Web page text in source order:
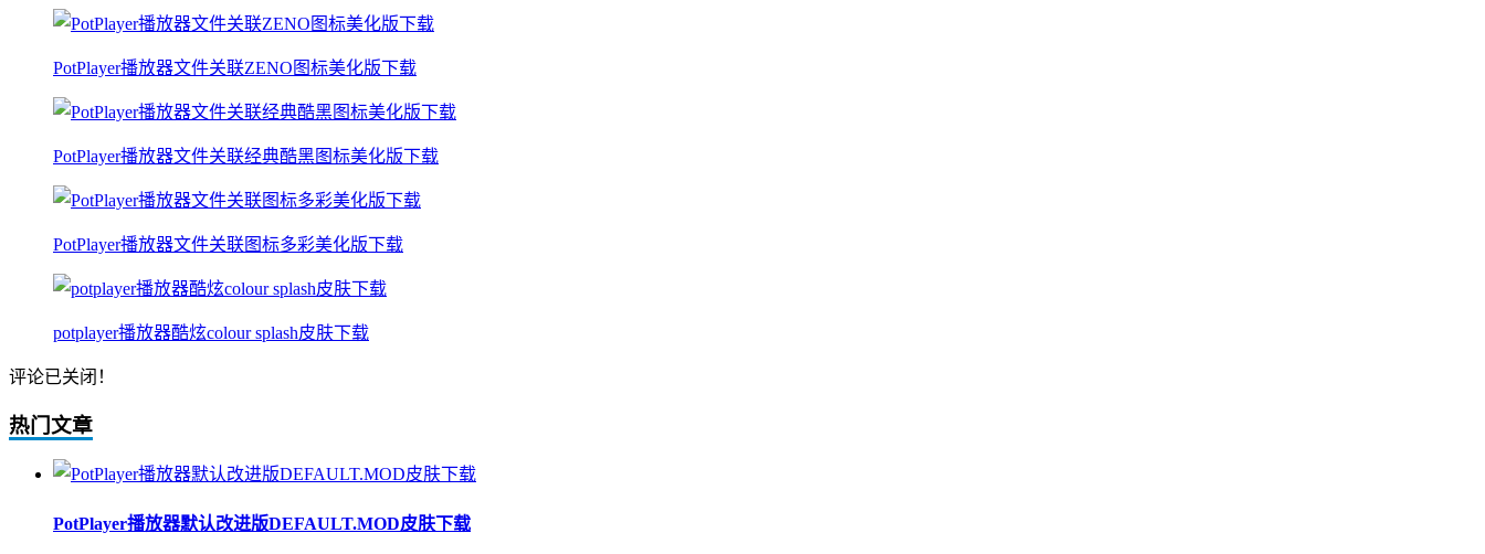
PotPlayer播放器文件关联ZENO图标美化版下载
PotPlayer播放器文件关联经典酷黑图标美化版下载
PotPlayer播放器文件关联图标多彩美化版下载
potplayer播放器酷炫colour splash皮肤下载
评论已关闭！
热门文章
PotPlayer播放器默认改进版DEFAULT.MOD皮肤下载